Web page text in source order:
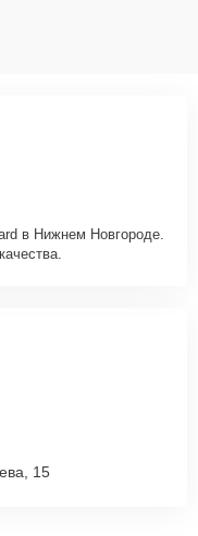
в Нижнем Новгороде.
15